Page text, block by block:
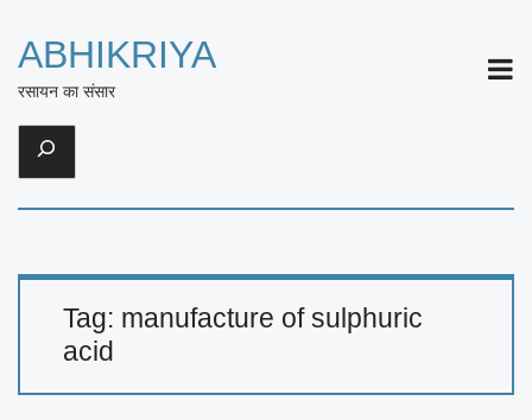
ABHIKRIYA
रसायन का संसार
Search
Tag: manufacture of sulphuric
acid